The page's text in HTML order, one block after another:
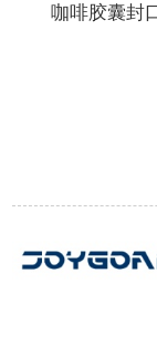
咖啡胶囊封